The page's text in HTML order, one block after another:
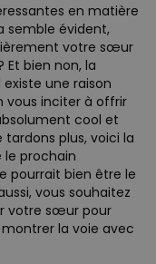
en matière
semble évident,
votre sœur
Et bien non, la
une raison
vous inciter à offrir
cool et
tardons plus, voici la
prochain
pourrait bien être le
vous souhaitez
votre sœur pour
la voie avec